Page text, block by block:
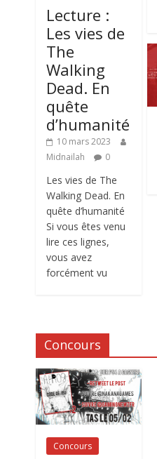
Lecture :
Les vies de
The
Walking
Dead. En
quête
d’humanité
10 mars 2023
Midnailah
0
Les vies de The
Walking Dead. En
quête d’humanité
Si vous êtes venu
lire ces lignes,
vous avez
forcément vu
Concours
Concours